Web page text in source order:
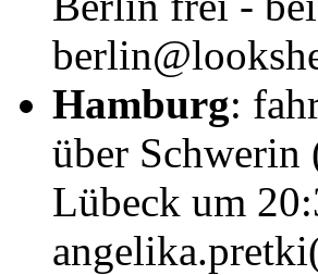
Hamburg:
über Schwerin
Lübeck um